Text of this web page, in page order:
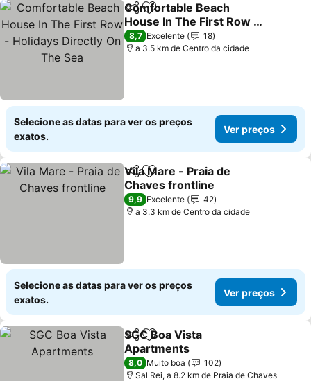
PartilharAdicionar aos favoritos
Comfortable Beach
House In The First Row -
Holidays Directly On The
Sea
Ver preços
8,7 Excelente
18
a 3.5 km de Centro da cidade
Selecione as datas para ver os preços
exatos.
Ver preços
PartilharAdicionar aos favoritos
Vila Mare - Praia de
Chaves frontline
Ver preços
9,9 Excelente
42
a 3.3 km de Centro da cidade
Selecione as datas para ver os preços
exatos.
Ver preços
PartilharAdicionar aos favoritos
SGC Boa Vista
Apartments
Ver preços
8,0 Muito boa
102
Sal Rei, a 8.2 km de Praia de Chaves